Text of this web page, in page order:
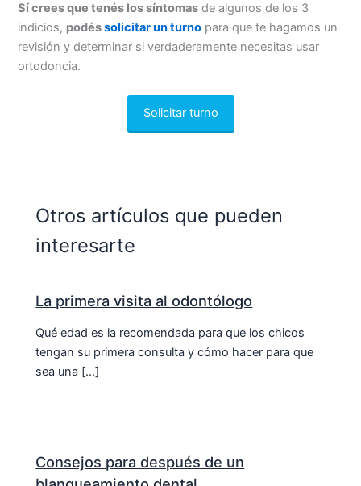
Sí crees que tenés los síntomas de algunos de los 3
indicios, podéssolicitar un turno para que te hagamos un
revisión y determinar si verdaderamente necesitas usar
ortodoncia.
Solicitar turno
Otros artículos que pueden
interesarte
La primera visita al odontólogo
Qué edad es la recomendada para que los chicos
tengan su primera consulta y cómo hacer para que
sea una […]
Consejos para después de un